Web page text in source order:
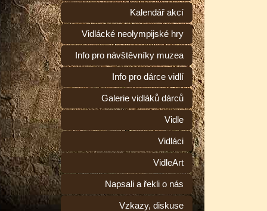
Kalendář akcí
Vidlácké neolympijské hry
Info pro návštěvníky muzea
Info pro dárce vidlí
Galerie vidláků dárců
Vidle
Vidláci
VidleArt
Napsali a řekli o nás
Vzkazy, diskuse